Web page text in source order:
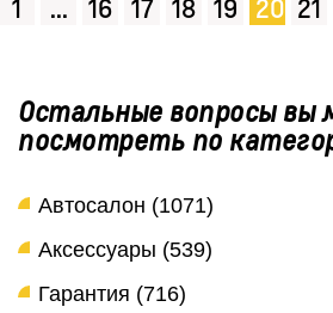
1 ... 16 17 18 19 20 21
Остальные вопросы вы
посмотреть по
Автосалон (1071)
Аксессуары (539)
Гарантия (716)